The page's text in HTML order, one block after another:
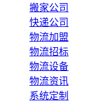
搬家公司
快递公司
物流加盟
物流招标
物流设备
物流资讯
系统定制